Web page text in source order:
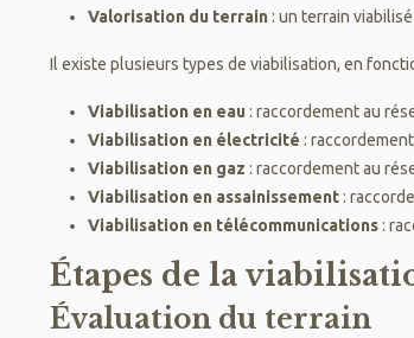
Valorisation du terrain : un terrain
Il existe plusieurs types de viabilisation, en
Viabilisation en eau : raccordement au
Viabilisation en électricité :
Viabilisation en gaz : raccordement au
Viabilisation en assainissement:
Viabilisation en télécommunications:
Étapes de la
Évaluation du terrain